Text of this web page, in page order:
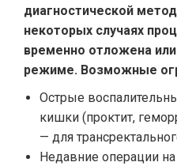
диагностической
некоторых случаях
временно отложена
режиме. Возможные
Острые
кишки (проктит,
— для
Недавние операции